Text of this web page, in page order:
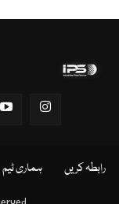
رابطہ کریں ہماری ٹیم